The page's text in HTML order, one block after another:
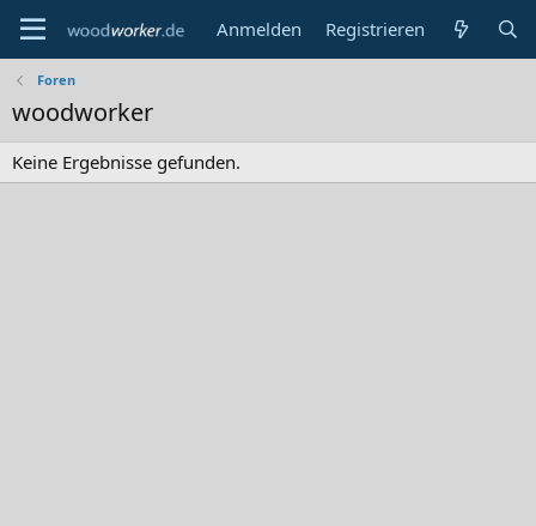
Anmelden Registrieren
Foren
woodworker
Keine Ergebnisse gefunden.